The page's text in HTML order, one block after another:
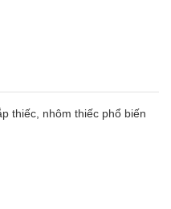
thiếc, nhôm thiếc phổ biến